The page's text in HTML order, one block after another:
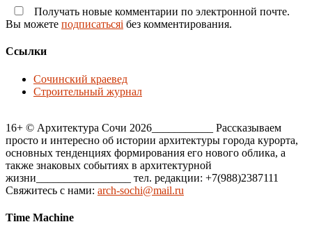
Получать новые комментарии по электронной почте.
Вы можете подписатьсяi без комментирования.
Ссылки
Сочинский краевед
Строительный журнал
16+ © Архитектура Сочи 2026___________ Рассказываем
просто и интересно об истории архитектуры города курорта,
основных тенденциях формирования его нового облика, а
также знаковых событиях в архитектурной
жизни_________________ тел. редакции: +7(988)2387111
Свяжитесь с нами: arch-sochi@mail.ru
Time Machine